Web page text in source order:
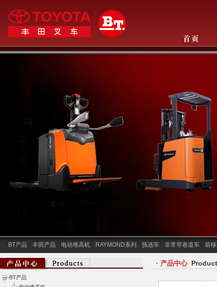
< BT产品 丰田产品 电动堆高机 RAYMOND系列 拣选车 非常窄巷道车 前
BT产品
· 产品中心